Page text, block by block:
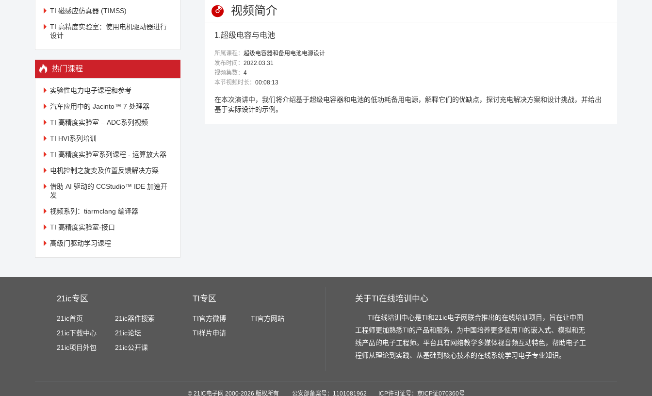
TI 磁感应仿真器 (TIMSS)
TI 高精度实验室：使用电机驱动器进行
设计
热门课程
实验性电力电子课程和参考
汽车应用中的 Jacinto™ 7 处理器
TI 高精度实验室 – ADC系列视频
TI HVI系列培训
TI 高精度实验室系列课程 - 运算放大器
电机控制之旋变及位置反馈解决方案
借助 AI 驱动的 CCStudio™ IDE 加速开
发
视频系列：tiarmclang 编译器
TI 高精度实验室-接口
高级门驱动学习课程
视频简介
1.超级电容与电池
所属课程： 超级电容器和备用电池电源设计
发布时间： 2022.03.31
视频集数： 4
本节视频时长： 00:08:13
在本次演讲中，我们将介绍基于超级电容器和电池的低功耗备用电源，解释它们的优缺点，探讨充电解决方案和设计挑战，并给出
基于实际设计的示例。
21ic专区
21ic首页
21ic器件搜索
21ic下载中心
21ic论坛
21ic项目外包
21ic公开课
TI专区
TI官方微博
TI官方网站
TI样片申请
关于TI在线培训中心
TI在线培训中心是TI和21ic电子网联合推出的在线培训项目，旨在让中国
工程师更加熟悉TI的产品和服务，为中国培养更多使用TI的嵌入式、模拟和无
线产品的电子工程师。平台具有网络教学多媒体视音频互动特色，帮助电子工
程师从理论到实践、从基础到核心技术的在线系统学习电子专业知识。
©21IC电子网 2000-2026 版权所有 公安部备案号：1101081962 ICP许可证号：京ICP证070360号